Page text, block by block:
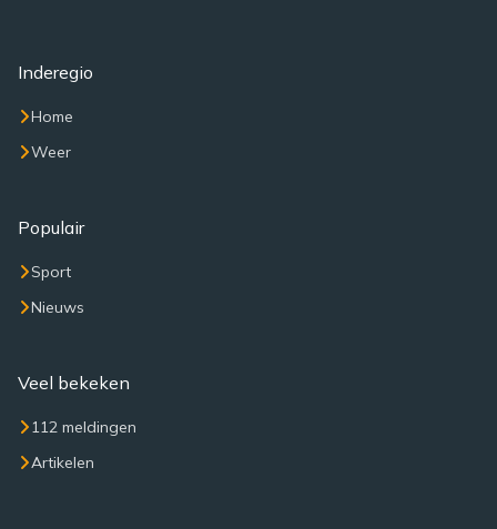
Inderegio
Home
Weer
Populair
Sport
Nieuws
Veel bekeken
112 meldingen
Artikelen